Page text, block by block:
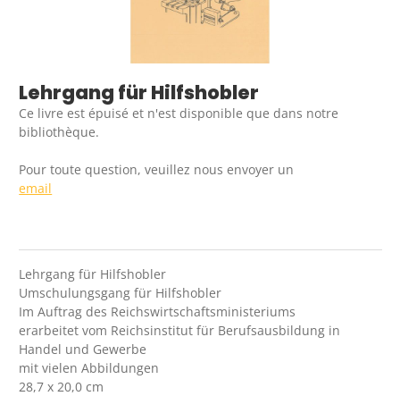
Lehrgang für Hilfshobler
Ce livre est épuisé et n'est disponible que dans notre
bibliothèque.
Pour toute question, veuillez nous envoyer un
email
Lehrgang für Hilfshobler
Umschulungsgang für Hilfshobler
Im Auftrag des Reichswirtschaftsministeriums
erarbeitet vom Reichsinstitut für Berufsausbildung in
Handel und Gewerbe
mit vielen Abbildungen
28,7 x 20,0 cm